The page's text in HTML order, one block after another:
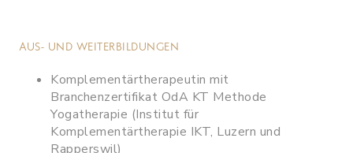
AUS- UND WEITERBILDUNGEN
Komplementärtherapeutin mit
Branchenzertifikat OdA KT Methode
Yogatherapie (Institut für
Komplementärtherapie IKT, Luzern und
Rapperswil)